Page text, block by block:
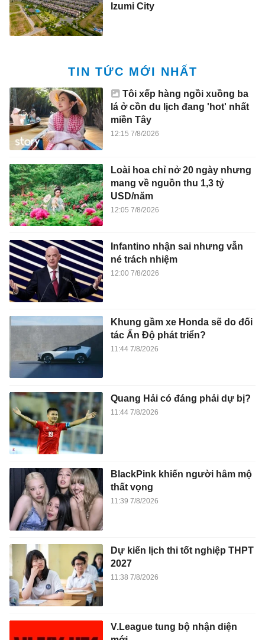
Izumi City
TIN TỨC MỚI NHẤT
Tôi xếp hàng ngồi xuồng ba
lá ở cồn du lịch đang 'hot' nhất
miền Tây
12:15 7/8/2026
Loài hoa chỉ nở 20 ngày nhưng
mang về nguồn thu 1,3 tỷ
USD/năm
12:05 7/8/2026
Infantino nhận sai nhưng vẫn
né trách nhiệm
12:00 7/8/2026
Khung gầm xe Honda sẽ do đối
tác Ấn Độ phát triển?
11:44 7/8/2026
Quang Hải có đáng phải dự bị?
11:44 7/8/2026
BlackPink khiến người hâm mộ
thất vọng
11:39 7/8/2026
Dự kiến lịch thi tốt nghiệp THPT
2027
11:38 7/8/2026
V.League tung bộ nhận diện